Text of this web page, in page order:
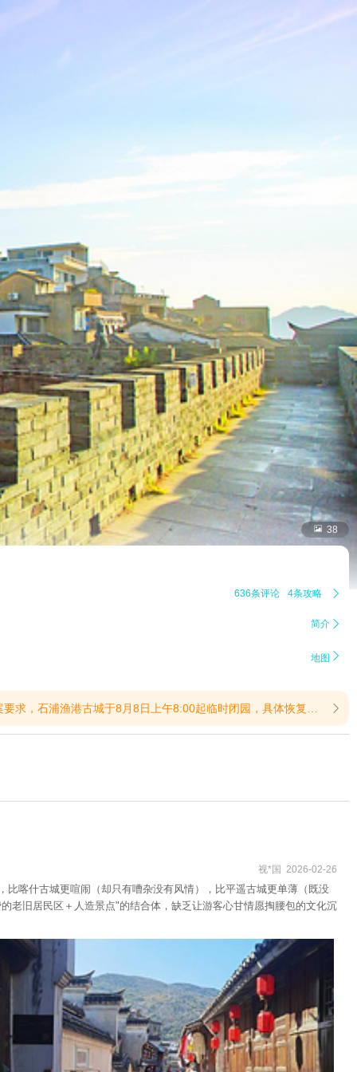
 38
636条评论 4条攻略 
简介 
地图 
石浦渔港古城、中国渔村、中国海洋渔文化馆。(提示有效期2026/6/4至2026/8/31)【沿街灯组拆除】因台风“白海豚”影响，为保障游客安全，石浦渔港古城沿街灯组8月7日拆除，恢复时间另通知。(提示有效期2026/8/6至2026/8/31) 
视*国 2026-02-26
喀什古城更喧闹（却只有嘈杂没有风情），比平遥古城更单薄（既没
老旧居民区＋人造景点"的结合体，缺乏让游客心甘情愿掏腰包的文化沉